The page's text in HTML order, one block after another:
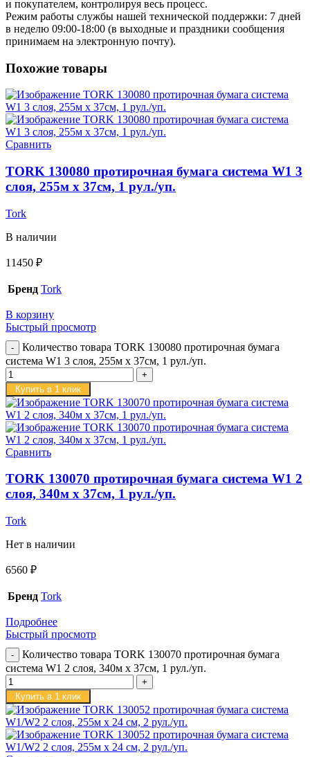
и покупателем, контролируя весь процесс.
Режим работы службы нашей технической поддержки: 7 дней
в неделю 09:00-18:00 (в выходные и праздники сообщения
принимаем на электронную почту).
Похожие товары
Сравнить
TORK 130080 протирочная бумага система W1 3
слоя, 255м х 37см, 1 рул./уп.
Tork
В наличии
11450 ₽
Бренд Tork
В корзину
Быстрый просмотр
Количество товара TORK 130080 протирочная бумага
система W1 3 слоя, 255м х 37см, 1 рул./уп.
Купить в 1 клик
Сравнить
TORK 130070 протирочная бумага система W1 2
слоя, 340м х 37см, 1 рул./уп.
Tork
Нет в наличии
6560 ₽
Бренд Tork
Подробнее
Быстрый просмотр
Количество товара TORK 130070 протирочная бумага
система W1 2 слоя, 340м х 37см, 1 рул./уп.
Купить в 1 клик